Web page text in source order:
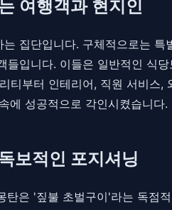
여행객과 현지인
집단입니다. 구체적으로는
입니다. 이들은 일반적인 식
티부터 인테리어, 직원 서비
에 성공적으로 각인시켰습니다.
보적인 포지셔닝
은 '짚불 초벌구이'라는 독